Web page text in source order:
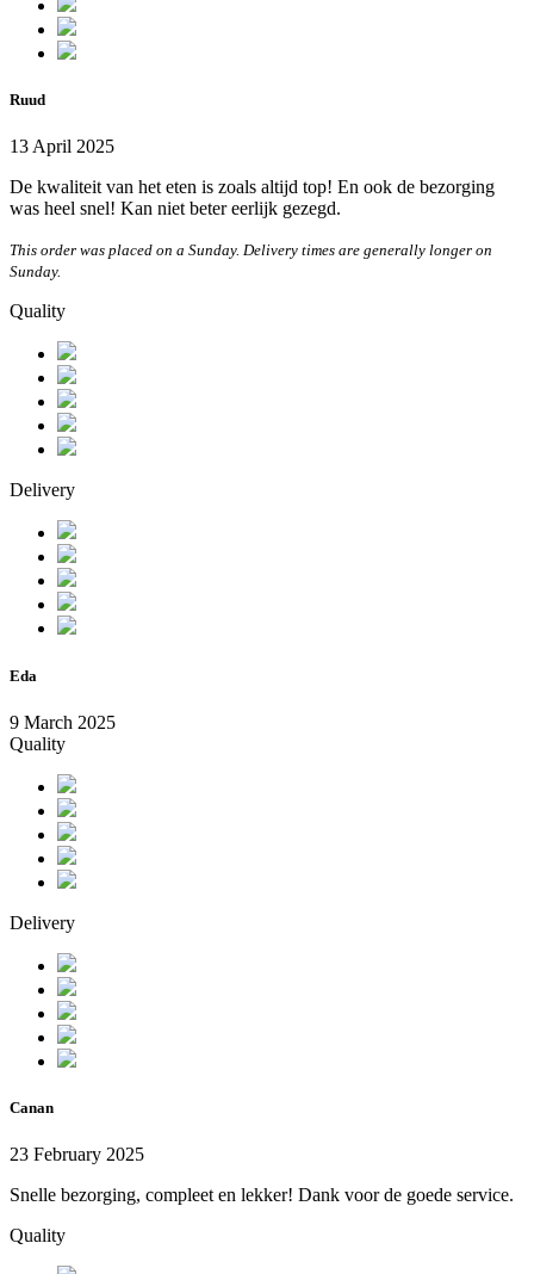
Ruud
13 April 2025
De kwaliteit van het eten is zoals altijd top! En ook de bezorging
was heel snel! Kan niet beter eerlijk gezegd.
This order was placed on a Sunday. Delivery times are generally longer on
Sunday.
Quality
Delivery
Eda
9 March 2025
Quality
Delivery
Canan
23 February 2025
Snelle bezorging, compleet en lekker! Dank voor de goede service.
Quality